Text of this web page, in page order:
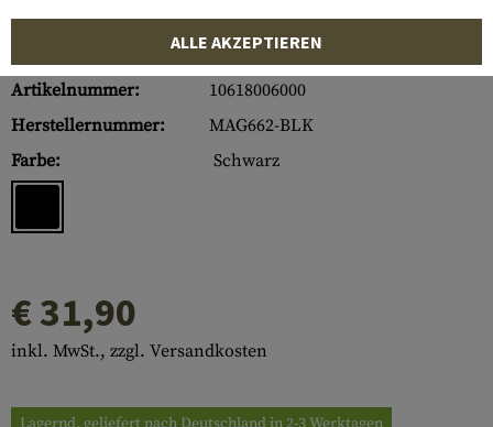
Artikelnummer:
10618006000
Herstellernummer:
MAG662-BLK
Farbe:
Schwarz
€ 31,90
inkl. MwSt., zzgl. Versandkosten
ALLE AKZEPTIEREN